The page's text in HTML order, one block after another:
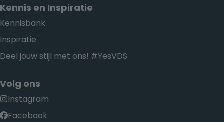
Kennis en Inspiratie
Kennisbank
Inspiratie
Deel jouw stijl met ons! #YesVDS
Volg ons
Instagram
Facebook